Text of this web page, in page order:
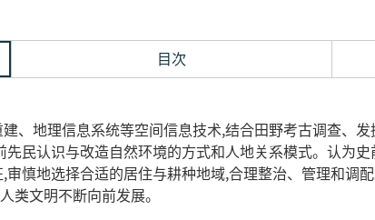
目次
、地理信息系统等空间信息技术,结合田野考古调查、
民认识与改造自然环境的方式和人地关系模式。认为
慎地选择合适的居住与耕种地域,合理整治、管理和调
类文明不断向前发展。